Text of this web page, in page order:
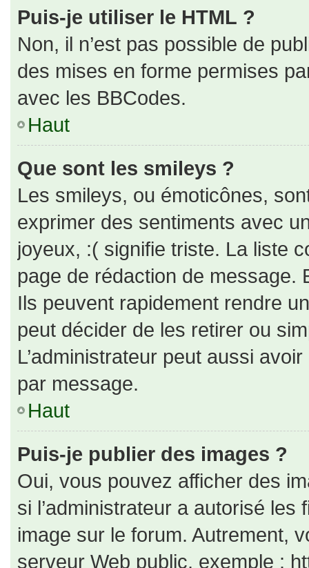
Puis-je utiliser le HTML ?
Non, il n’est pas possible de
des mises en forme permises
avec les BBCodes.
Haut
Que sont les smileys ?
Les smileys, ou émoticônes,
exprimer des sentiments avec
joyeux, :( signifie triste. La liste
page de rédaction de message.
Ils peuvent rapidement rendre
peut décider de les retirer ou
L’administrateur peut aussi
par message.
Haut
Puis-je publier des images ?
Oui, vous pouvez afficher des
si l’administrateur a autorisé
image sur le forum. Autrement,
serveur Web public, exemple :